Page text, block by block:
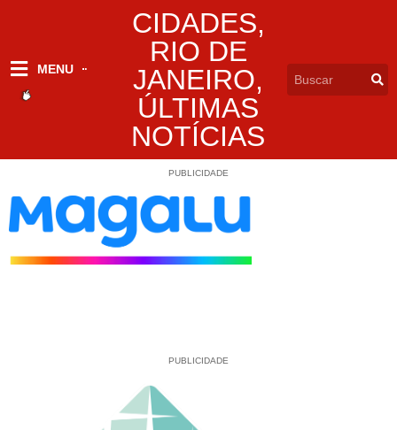
MENU
CIDADES,
RIO DE
JANEIRO,
ÚLTIMAS
NOTÍCIAS
PUBLICIDADE
PUBLICIDADE